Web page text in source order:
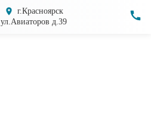
г.Красноярск
ул.Авиаторов д.39